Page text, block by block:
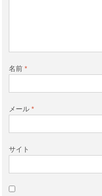
名前 *
メール *
サイト